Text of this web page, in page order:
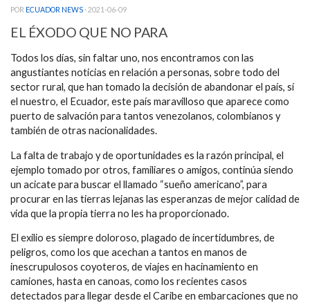
POR ECUADOR NEWS · 2021-06-09
EL ÉXODO QUE NO PARA
Todos los días, sin faltar uno, nos encontramos con las
angustiantes noticias en relación a personas, sobre todo del
sector rural, que han tomado la decisión de abandonar el país, sí
el nuestro, el Ecuador, este país maravilloso que aparece como
puerto de salvación para tantos venezolanos, colombianos y
también de otras nacionalidades.
La falta de trabajo y de oportunidades es la razón principal, el
ejemplo tomado por otros, familiares o amigos, continúa siendo
un acicate para buscar el llamado “sueño americano”, para
procurar en las tierras lejanas las esperanzas de mejor calidad de
vida que la propia tierra no les ha proporcionado.
El exilio es siempre doloroso, plagado de incertidumbres, de
peligros, como los que acechan a tantos en manos de
inescrupulosos coyoteros, de viajes en hacinamiento en
camiones, hasta en canoas, como los recientes casos
detectados para llegar desde el Caribe en embarcaciones que no